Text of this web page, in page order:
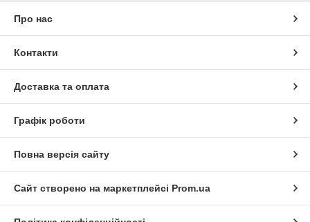
Про нас
Контакти
Доставка та оплата
Графік роботи
Повна версія сайту
Сайт створено на маркетплейсі Prom.ua